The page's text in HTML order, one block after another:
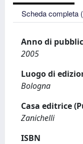
Scheda completa
Anno di
2005
Luogo di
Bologna
Casa editrice
Zanichelli
ISBN